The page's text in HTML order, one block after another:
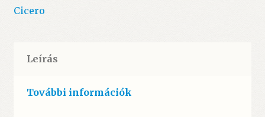
Cicero
Leírás
További információk